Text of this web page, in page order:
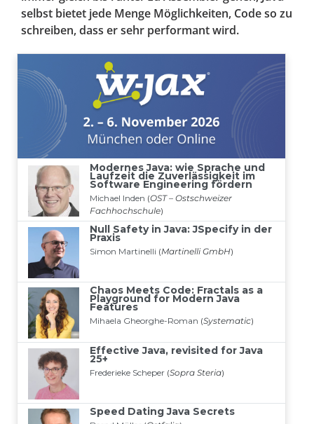
selbst bietet jede Menge Möglichkeiten, Code so zu
schreiben, dass er sehr performant wird.